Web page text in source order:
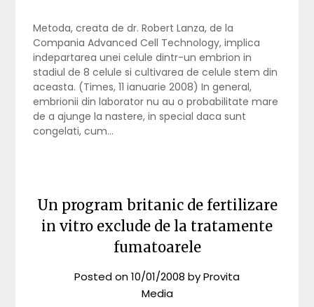
Metoda, creata de dr. Robert Lanza, de la
Compania Advanced Cell Technology, implica
indepartarea unei celule dintr-un embrion in
stadiul de 8 celule si cultivarea de celule stem din
aceasta. (Times, 11 ianuarie 2008) In general,
embrionii din laborator nu au o probabilitate mare
de a ajunge la nastere, in special daca sunt
congelati, cum…
Un program britanic de fertilizare
in vitro exclude de la tratamente
fumatoarele
Posted on10/01/2008 byProvita
Media